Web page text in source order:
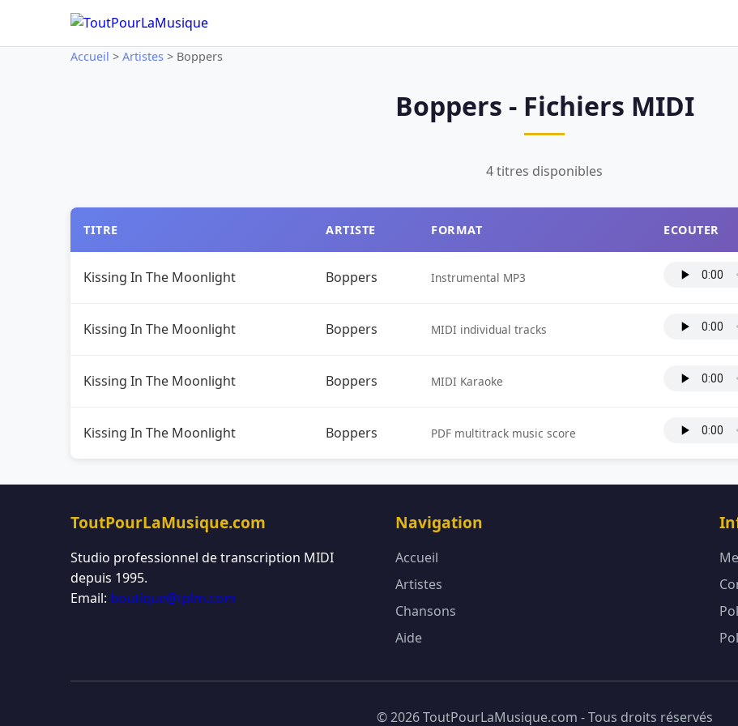
Accueil > Artistes > Boppers
Boppers - Fichiers MIDI
4 titres disponibles
TITRE ARTISTE FORMAT ECOUTER
Kissing In The Moonlight Boppers Instrumental MP3
Kissing In The Moonlight Boppers MIDI individual tracks
Kissing In The Moonlight Boppers MIDI Karaoke
Kissing In The Moonlight Boppers PDF multitrack music score
ToutPourLaMusique.com
Studio professionnel de transcription MIDI
depuis 1995.
Email: boutique@tplm.com
Navigation
Accueil
Artistes
Chansons
Aide
© 2026 ToutPourLaMusique.com - Tous droits réservés